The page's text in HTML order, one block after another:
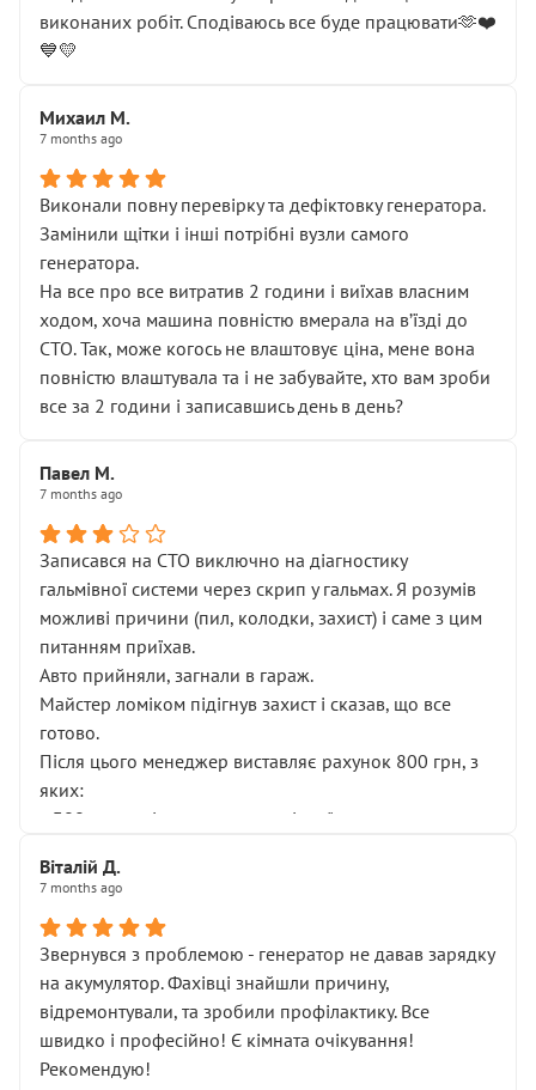
виконаних робіт. Сподіваюсь все буде працювати🫶❤️
💙💛
Михаил М.
7 months ago
Виконали повну перевірку та дефіктовку генератора.
Замінили щітки і інші потрібні вузли самого
генератора.
На все про все витратив 2 години і виїхав власним
ходом, хоча машина повністю вмерала на вʼїзді до
СТО. Так, може когось не влаштовує ціна, мене вона
повністю влаштувала та і не забувайте, хто вам зроби
все за 2 години і записавшись день в день?
Павел М.
7 months ago
Записався на СТО виключно на діагностику
гальмівної системи через скрип у гальмах. Я розумів
можливі причини (пил, колодки, захист) і саме з цим
питанням приїхав.
Авто прийняли, загнали в гараж.
Майстер ломіком підігнув захист і сказав, що все
готово.
Після цього менеджер виставляє рахунок 800 грн, з
яких:
• 300 грн — діагностика гальмівної системи
НЕ погоджував
послуга. Тим більше, я був поруч і жодної реальної
діагностики ходової не проводилось. Після
зауваження гроші за цю “послугу” повернули, що
лише підтвердило мою правоту.
Але головне — я виїжджаю з боксу, і скрип у гальмах
залишився таким самим, як і був. Тобто оплачена
Віталій Д.
7 months ago
Звернувся з проблемою - генератор не давав зарядку
на акумулятор. Фахівці знайшли причину,
відремонтували, та зробили профілактику. Все
швидко і професійно! Є кімната очікування!
Рекомендую!